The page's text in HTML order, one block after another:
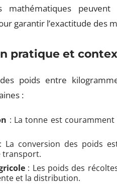
mathématiques
garantir l’exactitude des
pratique et
poids entre
:
: La tonne est
: La conversion des poids
transport.
: Les poids des
et la distribution.